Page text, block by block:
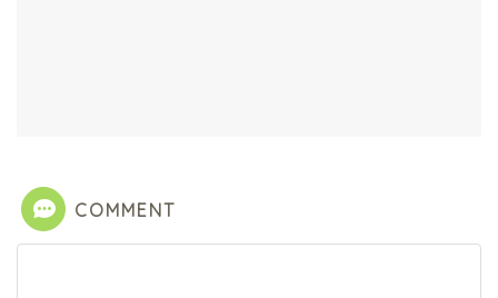
COMMENT